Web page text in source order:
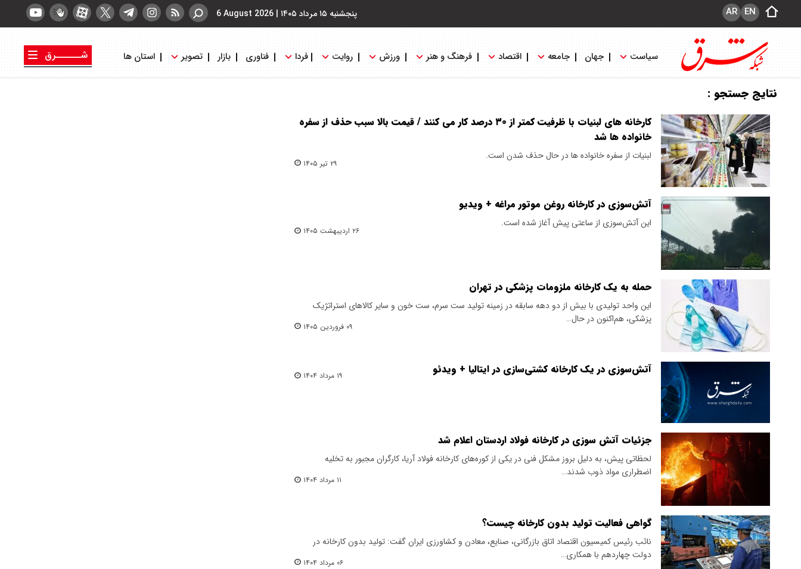
پنجشنبه ۱۵ مرداد ۱۴۰۵ |
6 August 2026 EN
AR
سیاست جهان جامعه اقتصاد فرهنگ و هنر ورزش روایت فردا فناوری بازار تصویر استان ها
شــــــرق
نتایج جستجو :
کارخانه های لبنیات با ظرفیت کمتر از ۳۰ درصد کار می کنند / قیمت بالا سبب حذف از سفره
خانواده ها شد
لبنیات از سفره خانواده ها در حال حذف شدن است.
۲۹ تیر ۱۴۰۵
آتش‌سوزی در کارخانه روغن موتور مراغه + ویدیو
این آتش‌سوزی از ساعتی پیش آغاز شده است.
۲۶ اردیبهشت ۱۴۰۵
حمله به یک کارخانه ملزومات پزشکی در تهران
این واحد تولیدی با بیش از دو دهه سابقه در زمینه تولید ست سرم، ست خون و سایر کالاهای استراتژیک
پزشکی، هم‌اکنون در حال…
۰۹ فروردین ۱۴۰۵
آتش‌سوزی در یک کارخانه کشتی‌سازی در ایتالیا + ویدئو ۱۹ مرداد ۱۴۰۴
جزئیات آتش سوزی در کارخانه فولاد اردستان اعلام شد
لحظاتی پیش، به دلیل بروز مشکل فنی در یکی از کوره‌های کارخانه فولاد آریا، کارگران مجبور به تخلیه
اضطراری مواد ذوب شدند…
۱۱ مرداد ۱۴۰۴
گواهی فعالیت تولید بدون کارخانه چیست؟
نائب رئیس کمیسیون اقتصاد اتاق بازرگانی، صنایع، معادن و کشاورزی ایران گفت: تولید بدون کارخانه در
دولت چهاردهم با همکاری…
۰۶ مرداد ۱۴۰۴